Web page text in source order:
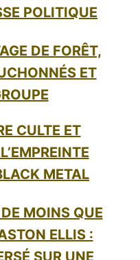
POLITIQUE
CULTE ET
METAL